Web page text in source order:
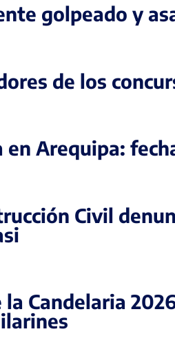
golpeado y
de los
en Arequipa:
Civil
la Candelaria